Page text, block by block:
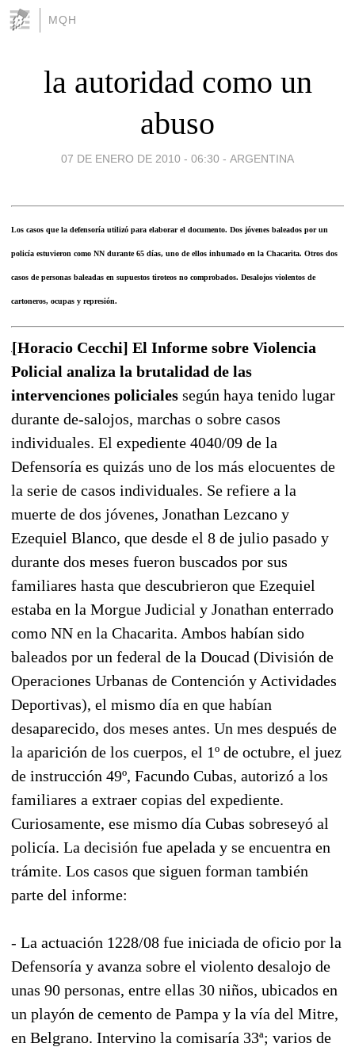
MQH
la autoridad como un
abuso
07 DE ENERO DE 2010 - 06:30 - ARGENTINA
Los casos que la defensoría utilizó para elaborar el documento. Dos jóvenes baleados por un
policía estuvieron como NN durante 65 días, uno de ellos inhumado en la Chacarita. Otros dos
casos de personas baleadas en supuestos tiroteos no comprobados. Desalojos violentos de
cartoneros, ocupas y represión.
[Horacio Cecchi] El Informe sobre Violencia
Policial analiza la brutalidad de las
intervenciones policiales según haya tenido lugar
durante de-salojos, marchas o sobre casos
individuales. El expediente 4040/09 de la
Defensoría es quizás uno de los más elocuentes de
la serie de casos individuales. Se refiere a la
muerte de dos jóvenes, Jonathan Lezcano y
Ezequiel Blanco, que desde el 8 de julio pasado y
durante dos meses fueron buscados por sus
familiares hasta que descubrieron que Ezequiel
estaba en la Morgue Judicial y Jonathan enterrado
como NN en la Chacarita. Ambos habían sido
baleados por un federal de la Doucad (División de
Operaciones Urbanas de Contención y Actividades
Deportivas), el mismo día en que habían
desaparecido, dos meses antes. Un mes después de
la aparición de los cuerpos, el 1º de octubre, el juez
de instrucción 49º, Facundo Cubas, autorizó a los
familiares a extraer copias del expediente.
Curiosamente, ese mismo día Cubas sobreseyó al
policía. La decisión fue apelada y se encuentra en
trámite. Los casos que siguen forman también
parte del informe:
- La actuación 1228/08 fue iniciada de oficio por la
Defensoría y avanza sobre el violento desalojo de
unas 90 personas, entre ellas 30 niños, ubicados en
un playón de cemento de Pampa y la vía del Mitre,
en Belgrano. Intervino la comisaría 33ª; varios de